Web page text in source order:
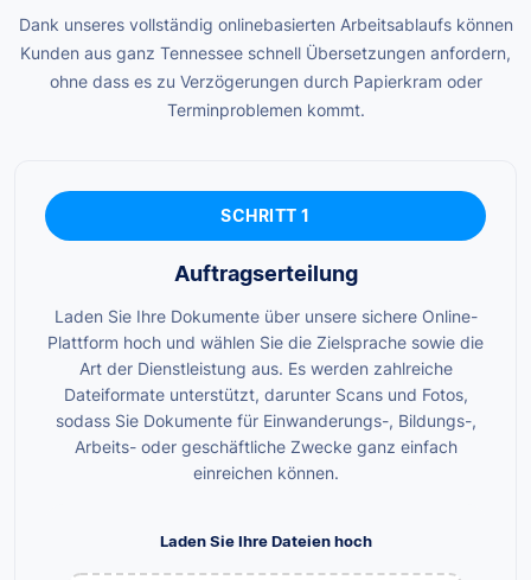
Dank unseres vollständig onlinebasierten Arbeitsablaufs können
Kunden aus ganz Tennessee schnell Übersetzungen anfordern,
ohne dass es zu Verzögerungen durch Papierkram oder
Terminproblemen kommt.
SCHRITT 1
Auftragserteilung
Laden Sie Ihre Dokumente über unsere sichere Online-
Plattform hoch und wählen Sie die Zielsprache sowie die
Art der Dienstleistung aus. Es werden zahlreiche
Dateiformate unterstützt, darunter Scans und Fotos,
sodass Sie Dokumente für Einwanderungs-, Bildungs-,
Arbeits- oder geschäftliche Zwecke ganz einfach
einreichen können.
Laden Sie Ihre Dateien hoch